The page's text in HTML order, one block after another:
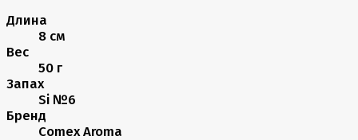
Длина
8 см
Вес
50 г
Запах
Si №6
Бренд
Comex Aroma